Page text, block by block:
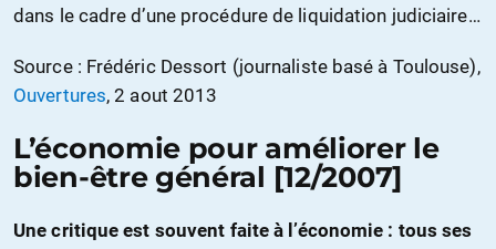
dans le cadre d’une procédure de liquidation judiciaire…
Source : Frédéric Dessort (journaliste basé à Toulouse),
Ouvertures, 2 aout 2013
L’économie pour améliorer le
bien-être général [12/2007]
Une critique est souvent faite à l’économie : tous ses